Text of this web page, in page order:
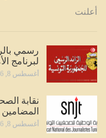
أعلنت
رسمي
لبرنامج
أغسطس 8, 2026
نقابة
أغسطس 8, 2026